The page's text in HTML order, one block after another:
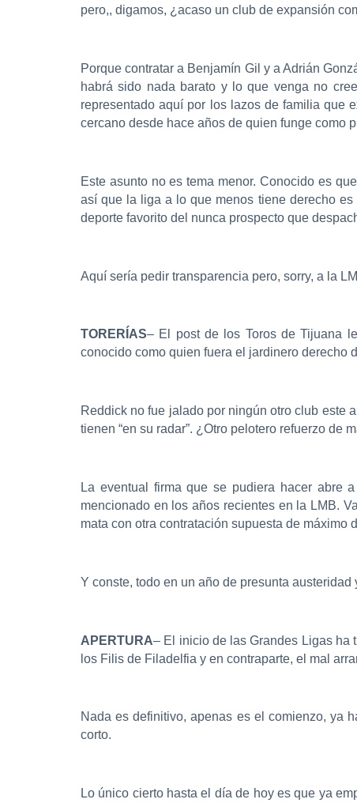
pero,, digamos, ¿acaso un club de expansión
Porque contratar a Benjamín Gil y a Adrián
habrá sido nada barato y lo que venga no
representado aquí por los lazos de familia que
cercano desde hace años de quien funge como
Este asunto no es tema menor. Conocido es
así que la liga a lo que menos tiene derecho es
deporte favorito del nunca prospecto que
Aquí sería pedir transparencia pero, sorry, a la
TORERÍAS– El post de los Toros de Tijuana
conocido como quien fuera el jardinero derecho
Reddick no fue jalado por ningún otro club este
tienen “en su radar”. ¿Otro pelotero refuerzo de
La eventual firma que se pudiera hacer abre
mencionado en los años recientes en la LMB.
mata con otra contratación supuesta de máximo
Y conste, todo en un año de presunta
APERTURA– El inicio de las Grandes Ligas ha
los Filis de Filadelfia y en contraparte, el mal
Nada es definitivo, apenas es el comienzo, ya
corto.
Lo único cierto hasta el día de hoy es que ya